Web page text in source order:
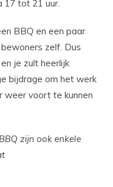
17 tot 21 uur.
BBQ en een paar
zelf. Dus
je zult heerlijk
bijdrage om het werk
weer voort te kunnen
zijn ook enkele